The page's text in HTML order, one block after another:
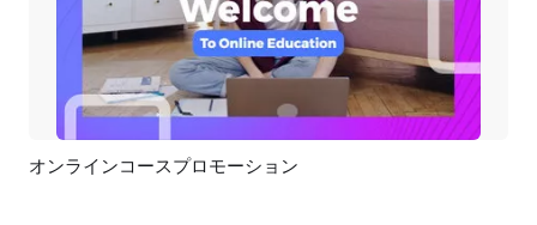
プレビュー
オンラインコースプロモーション